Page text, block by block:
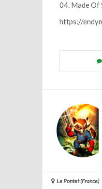
04. Made Of
https://
Le Pontet (France)